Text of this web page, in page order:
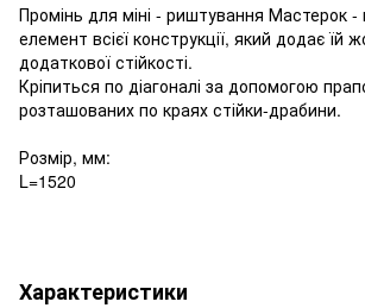
Промінь для міні - риштування Мастерок
елемент всієї конструкції, який додає їй
додаткової стійкості.
Кріпиться по діагоналі за допомогою
розташованих по краях стійки-драбини.
Розмір, мм:
L=1520
Характеристики